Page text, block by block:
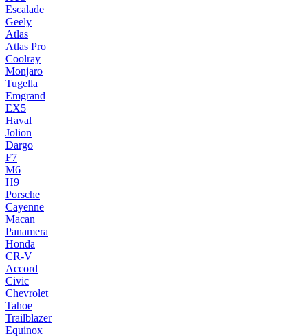
Escalade
Geely
Atlas
Atlas Pro
Coolray
Monjaro
Tugella
Emgrand
EX5
Haval
Jolion
Dargo
F7
M6
H9
Porsche
Cayenne
Macan
Panamera
Honda
CR-V
Accord
Civic
Chevrolet
Tahoe
Trailblazer
Equinox